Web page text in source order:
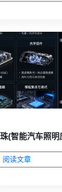
(智能汽车照明
阅读文章